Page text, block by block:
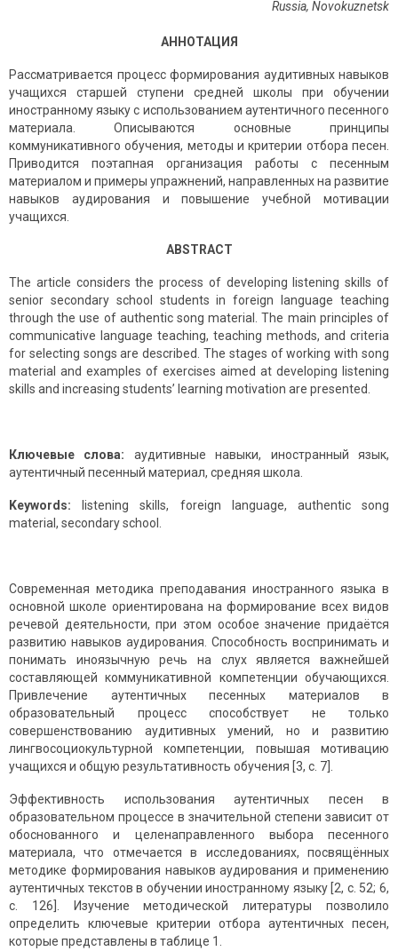
Russia, Novokuznetsk
АННОТАЦИЯ
Рассматривается процесс формирования аудитивных навыков
учащихся старшей ступени средней школы при обучении
иностранному языку с использованием аутентичного песенного
материала. Описываются основные принципы
коммуникативного обучения, методы и критерии отбора песен.
Приводится поэтапная организация работы с песенным
материалом и примеры упражнений, направленных на развитие
навыков аудирования и повышение учебной мотивации
учащихся.
ABSTRACT
The article considers the process of developing listening skills of
senior secondary school students in foreign language teaching
through the use of authentic song material. The main principles of
communicative language teaching, teaching methods, and criteria
for selecting songs are described. The stages of working with song
material and examples of exercises aimed at developing listening
skills and increasing students’ learning motivation are presented.
Ключевые слова: аудитивные навыки, иностранный язык,
аутентичный песенный материал, средняя школа.
Keywords:
listening skills, foreign language, authentic song
material, secondary school.
Современная методика преподавания иностранного языка в
основной школе ориентирована на формирование всех видов
речевой деятельности, при этом особое значение придаётся
развитию навыков аудирования. Способность воспринимать и
понимать иноязычную речь на слух является важнейшей
составляющей коммуникативной компетенции обучающихся.
Привлечение аутентичных песенных материалов в
образовательный процесс способствует не только
совершенствованию аудитивных умений, но и развитию
лингвосоциокультурной компетенции, повышая мотивацию
учащихся и общую результативность обучения [3, с. 7].
Эффективность использования аутентичных песен в
образовательном процессе в значительной степени зависит от
обоснованного и целенаправленного выбора песенного
материала, что отмечается в исследованиях, посвящённых
методике формирования навыков аудирования и применению
аутентичных текстов в обучении иностранному языку [2, с. 52; 6,
с. 126]. Изучение методической литературы позволило
определить ключевые критерии отбора аутентичных песен,
которые представлены в таблице 1.